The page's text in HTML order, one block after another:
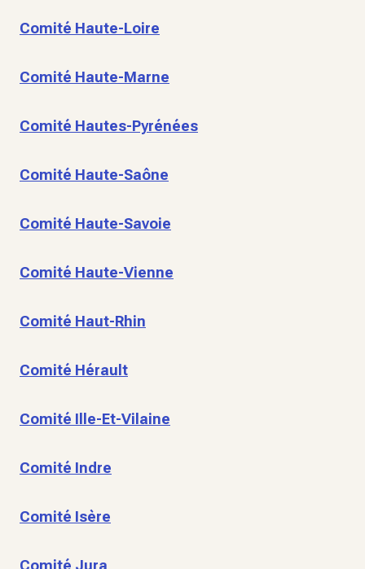
Comité Haute-Loire
Comité Haute-Marne
Comité Hautes-Pyrénées
Comité Haute-Saône
Comité Haute-Savoie
Comité Haute-Vienne
Comité Haut-Rhin
Comité Hérault
Comité Ille-Et-Vilaine
Comité Indre
Comité Isère
Comité Jura